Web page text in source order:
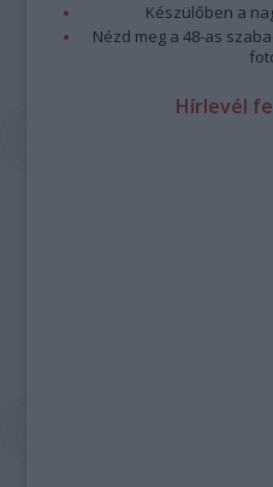
Készülőben a
Nézd meg a 48-as
Hírlevél